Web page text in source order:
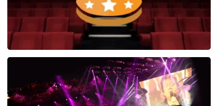
Soldaat van Oranje
6648+reviews
BEKIJKEN